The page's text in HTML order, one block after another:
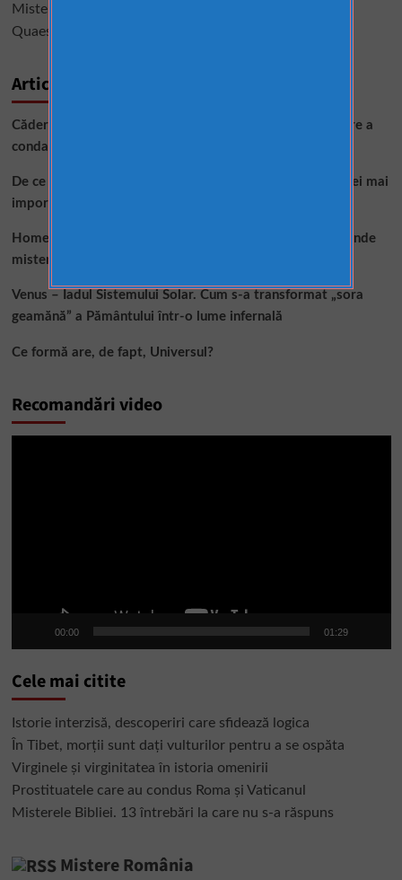
Misterele catedralelor gotice
Quaestorul în cadrul Imperiului Roman
Articole noi
Căderea Cartaginei în mâinile vandalilor – momentul care a
condamnat Imperiul Roman de Apus
De ce viteza luminii este limita Universului? Misterul celei mai
importante constante din fizică
Homer și Odiseea – Poetul fără chip, epopeea care ascunde
mistere de aproape trei milenii
Venus – Iadul Sistemului Solar. Cum s-a transformat „sora
geamănă” a Pământului într-o lume infernală
Ce formă are, de fapt, Universul?
Recomandări video
00:00 01:29
Cele mai citite
Istorie interzisă, descoperiri care sfidează logica
În Tibet, morții sunt dați vulturilor pentru a se ospăta
Virginele şi virginitatea în istoria omenirii
Prostituatele care au condus Roma și Vaticanul
Misterele Bibliei. 13 întrebări la care nu s-a răspuns
Mistere România